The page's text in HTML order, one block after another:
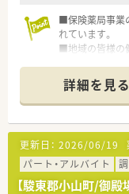
■保険薬局事業
れています。
■地域の皆様の
詳細を見る
更新日： 2026/06/19
パート・アルバイト
【駿東郡小山町/御